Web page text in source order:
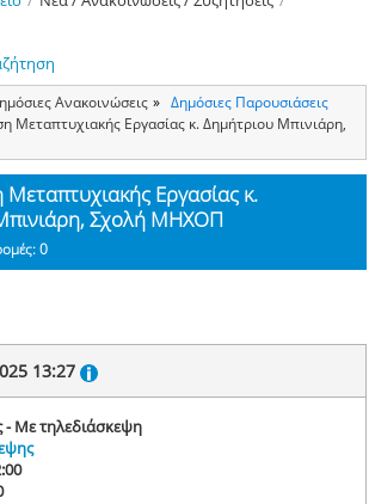
Ανακοινώσεις
Δημόσιες Παρουσιάσεις
Μεταπτυχιακής Εργασίας κ. Δημήτριου Μπινιάρη,
Εργασίας κ.
Σχολή ΜΗΧΟΠ
0
13:27
- Με τηλεδιάσκεψη